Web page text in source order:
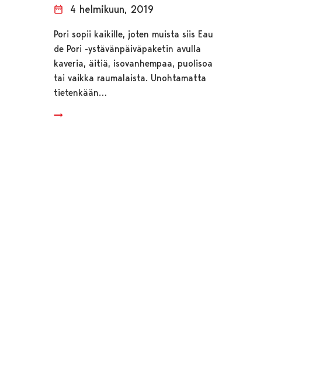
4 helmikuun, 2019
Pori sopii kaikille, joten muista siis Eau
de Pori -ystävänpäiväpaketin avulla
kaveria, äitiä, isovanhempaa, puolisoa
tai vaikka raumalaista. Unohtamatta
tietenkään…